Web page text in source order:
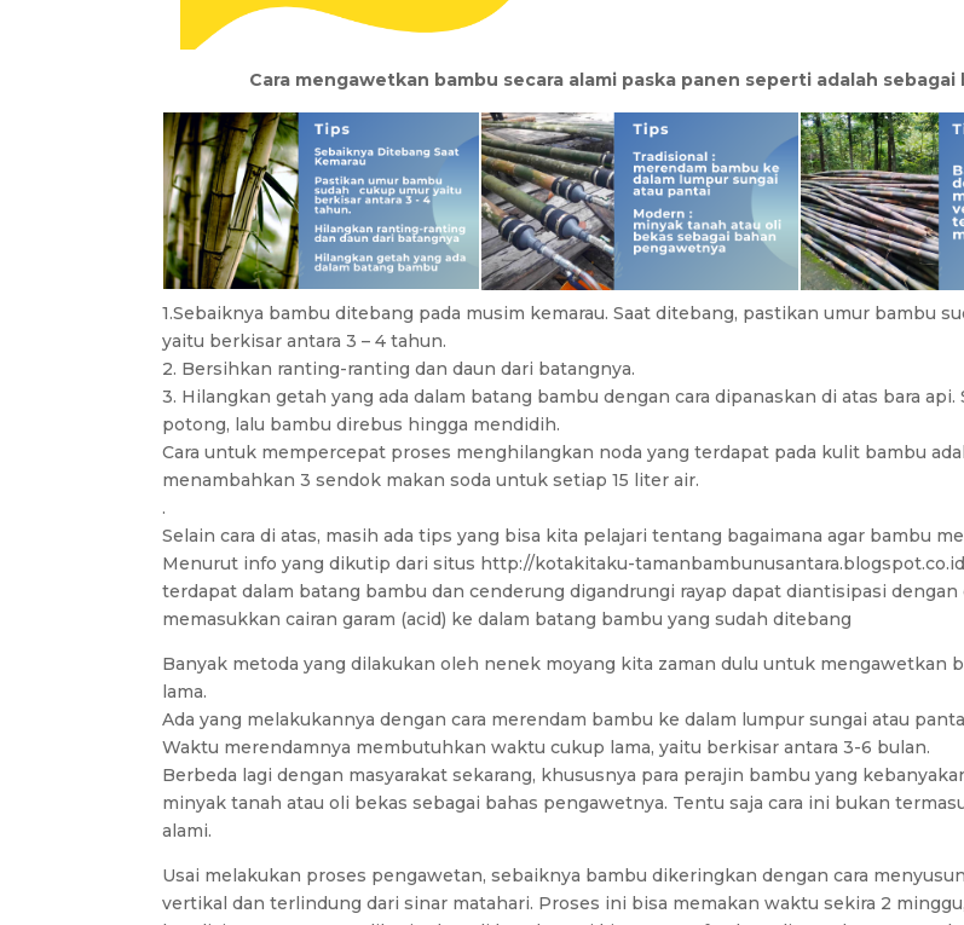
Cara mengawetkan bambu secara alami paska panen seperti adalah
1.Sebaiknya bambu ditebang pada musim kemarau. Saat ditebang, pastikan umur bambu
yaitu berkisar antara 3 – 4 tahun.
2. Bersihkan ranting-ranting dan daun dari batangnya.
3. Hilangkan getah yang ada dalam batang bambu dengan cara dipanaskan di atas bara
potong, lalu bambu direbus hingga mendidih.
Cara untuk mempercepat proses menghilangkan noda yang terdapat pada kulit bambu
menambahkan 3 sendok makan soda untuk setiap 15 liter air.
.
Selain cara di atas, masih ada tips yang bisa kita pelajari tentang bagaimana agar bambu
Menurut info yang dikutip dari situs http://kotakitaku-
terdapat dalam batang bambu dan cenderung digandrungi rayap dapat diantisipasi dengan
memasukkan cairan garam (acid) ke dalam batang bambu yang sudah ditebang
Banyak metoda yang dilakukan oleh nenek moyang kita zaman dulu untuk mengawetkan
lama.
Ada yang melakukannya dengan cara merendam bambu ke dalam lumpur sungai atau
Waktu merendamnya membutuhkan waktu cukup lama, yaitu berkisar antara 3-6 bulan.
Berbeda lagi dengan masyarakat sekarang, khususnya para perajin bambu yang
minyak tanah atau oli bekas sebagai bahas pengawetnya. Tentu saja cara ini bukan
alami.
Usai melakukan proses pengawetan, sebaiknya bambu dikeringkan dengan cara
vertikal dan terlindung dari sinar matahari. Proses ini bisa memakan waktu sekira 2